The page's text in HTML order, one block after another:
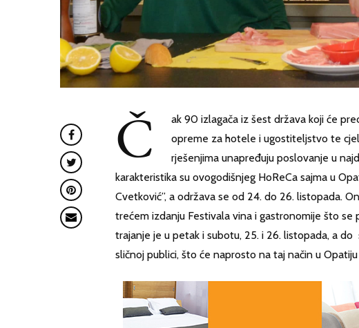
Č
ak 90 izlagača iz šest država koji će
opreme za hotele i ugostiteljstvo te
rješenjima unapređuju poslovanje u
karakteristika su ovogodišnjeg HoReCa sajma u
Cvetković”, a održava se od 24. do 26. listopada.
trećem izdanju Festivala vina i gastronomije što
trajanje je u petak i subotu, 25. i 26. listopada, a
sličnoj publici, što će naprosto na taj način u